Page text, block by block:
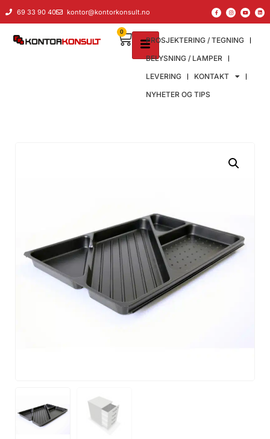
69 33 90 40 kontor@kontorkonsult.no
PROSJEKTERING / TEGNING
BELYSNING / LAMPER
LEVERING
KONTAKT
NYHETER OG TIPS
0